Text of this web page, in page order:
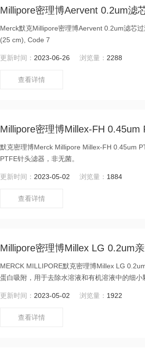
Millipore密理博Aervent 0.2um滤
Merck默克Millipore密理博Aervent 0.2um滤芯
(25 cm), Code 7
更新时间： 2023-06-26 浏览量： 2288
查看详情
Millipore密理博Millex-FH 0.45um
默克密理博Merck Millipore Millex-FH 0.45um
PTFE针头滤器，非无菌。
更新时间： 2023-05-02 浏览量： 1884
查看详情
Millipore密理博Millex LG 0.2um
MERCK MILLIPORE默克密理博Millex LG
蛋白吸附，用于去除水溶液和有机溶液中的细小
更新时间： 2023-05-02 浏览量： 1922
查看详情